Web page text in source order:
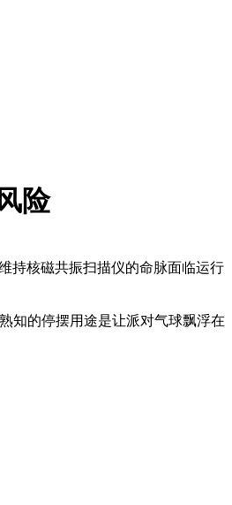
险
持核磁共振扫描仪的命脉面临运行
知的停摆用途是让派对气球飘浮在